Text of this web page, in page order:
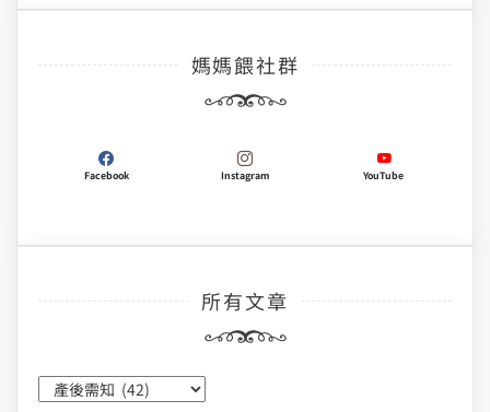
媽媽餵社群
Facebook Instagram YouTube
所有文章